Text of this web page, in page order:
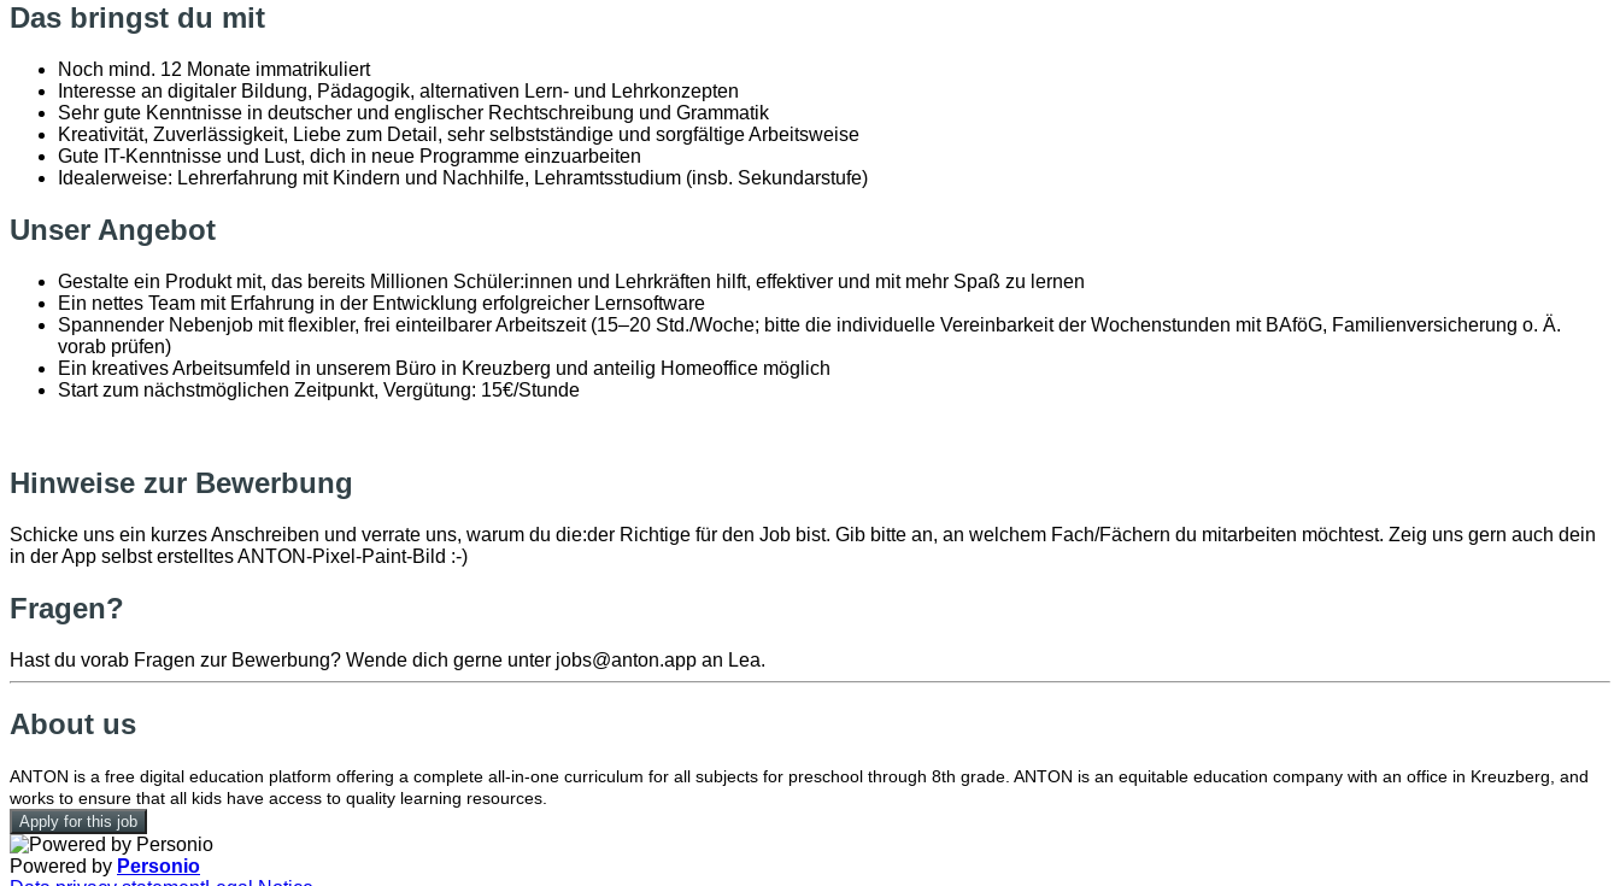
Das bringst du mit
Noch mind. 12 Monate immatrikuliert
Interesse an digitaler Bildung, Pädagogik, alternativen Lern- und Lehrkonzepten
Sehr gute Kenntnisse in deutscher und englischer Rechtschreibung und Grammatik
Krea­ti­vi­tät, Zuver­läs­sig­keit, Liebe zum Detail, sehr selbstständige und sorgfältige Arbeitsweise
Gute IT-Kennt­nisse und Lust, dich in neue Programme einzuarbeiten
Idea­ler­weise: Leh­rer­fah­rung mit Kin­dern und Nach­hilfe, Lehramtsstudium (insb. Sekundarstufe)
Unser Angebot
Gestalte ein Pro­dukt mit, das bereits Millionen Schü­ler:innen und Leh­rkräften hilft, effek­ti­ver und mit mehr Spaß zu ler­nen
Ein net­tes Team mit Erfah­rung in der Ent­wick­lung erfolg­rei­cher Lern­soft­ware
Spannender Nebenjob mit flexibler, frei einteilbarer Arbeitszeit (15–20 Std./Woche; bitte die individuelle Vereinbarkeit der Wochenstunden mit BAföG, Familienversicherung o. Ä.
vorab prüfen)
Ein kreatives Arbeitsumfeld in unserem Büro in Kreuzberg und anteilig Homeoffice möglich
Start zum nächstmöglichen Zeitpunkt, Vergütung: 15€/Stunde
Hinweise zur Bewerbung
Schicke uns ein kurzes Anschreiben und verrate uns, warum du die:der Richtige für den Job bist. Gib bitte an, an welchem Fach/Fächern du mitarbeiten möchtest. Zeig uns gern auch dein
in der App selbst erstelltes ANTON-Pixel-Paint-Bild :-)
Fragen?
Hast du vorab Fragen zur Bewerbung? Wende dich gerne unter jobs@anton.app an Lea.
About us
ANTON is a free digital education platform offering a complete all-in-one curriculum for all subjects for preschool through 8th grade. ANTON is an equitable education company with an office in Kreuzberg, and
works to ensure that all kids have access to quality learning resources.
Apply for this job
Powered by Personio